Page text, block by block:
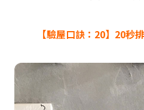
【驗屋口訣：20】20秒